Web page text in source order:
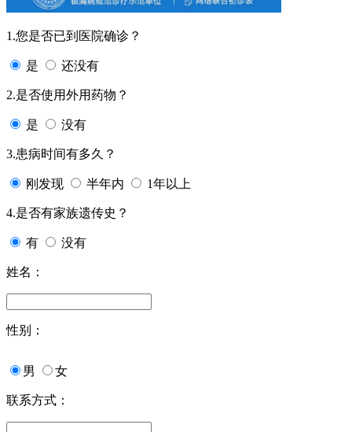
1.您是否已到医院确诊？
是 还没有
2.是否使用外用药物？
是 没有
3.患病时间有多久？
刚发现 半年内 1年以上
4.是否有家族遗传史？
有 没有
姓名：
性别：
男 女
联系方式：